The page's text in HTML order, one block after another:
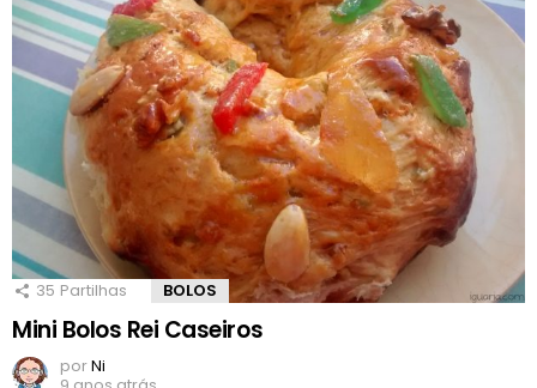
35 Partilhas BOLOS
Mini Bolos Rei Caseiros
porNi